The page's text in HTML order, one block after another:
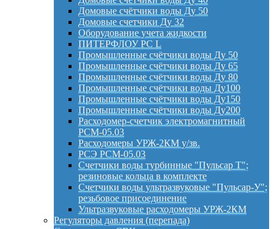
Домовые счётчики воды Ду 50
Домовые счетчики Ду 32
Оборудование учета жидкости
ПИТЕРФЛОУ РС L
Промышленные счётчики воды Ду 50
Промышленные счётчики воды Ду 65
Промышленные счётчики воды Ду 80
Промышленные счётчики воды Ду100
Промышленные счётчики воды Ду150
Промышленные счётчики воды Ду200
Расходомер-счетчик электромагнитный
РСМ-05.03
Расходомеры УРЖ-2КМ у/зв.
РСЭ РСМ-05.03
Счетчики воды турбинные "Пульсар Т";
резиновые кольца в комплекте
Счетчики воды ультразвуковые "Пульсар-У";
резьбовое присоединение
Ультразвуковые расходомеры УРЖ-2КМ
Регуляторы давления (перепада)